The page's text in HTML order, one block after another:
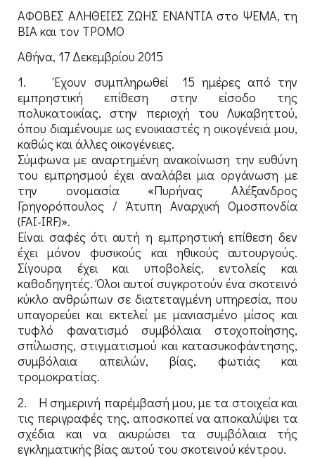
ΑΦΟΒΕΣ ΑΛΗΘΕΙΕΣ ΖΩΗΣ ΕΝΑΝΤΙΑ στο ΨΕΜΑ, τη
ΒΙΑ και τον ΤΡΟΜΟ
Αθήνα, 17 Δεκεμβρίου 2015
1. Έχουν συμπληρωθεί 15 ημέρες από την
εμπρηστική επίθεση στην είσοδο της
πολυκατοικίας, στην περιοχή του Λυκαβηττού,
όπου διαμένουμε ως ενοικιαστές η οικογένειά μου,
καθώς και άλλες οικογένειες.
Σύμφωνα με αναρτημένη ανακοίνωση την ευθύνη
του εμπρησμού έχει αναλάβει μια οργάνωση με
την ονομασία «Πυρήνας Αλέξανδρος
Γρηγορόπουλος / Άτυπη Αναρχική Ομοσπονδία
(FAI-IRF)».
Είναι σαφές ότι αυτή η εμπρηστική επίθεση δεν
έχει μόνον φυσικούς και ηθικούς αυτουργούς.
Σίγουρα έχει και υποβολείς, εντολείς και
καθοδηγητές. Όλοι αυτοί συγκροτούν ένα σκοτεινό
κύκλο ανθρώπων σε διατεταγμένη υπηρεσία, που
υπαγορεύει και εκτελεί με μανιασμένο μίσος και
τυφλό φανατισμό συμβόλαια στοχοποίησης,
σπίλωσης, στιγματισμού και κατασυκοφάντησης,
συμβόλαια απειλών, βίας, φωτιάς και
τρομοκρατίας.
2. Η σημερινή παρέμβασή μου, με τα στοιχεία και
τις περιγραφές της, αποσκοπεί να αποκαλύψει τα
σχέδια και να ακυρώσει τα συμβόλαια τής
εγκληματικής βίας αυτού του σκοτεινού κέντρου.